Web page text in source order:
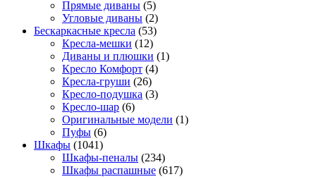
Прямые диваны (5)
Угловые диваны (2)
Бескаркасные кресла (53)
Кресла-мешки (12)
Диваны и плюшки (1)
Кресло Комфорт (4)
Кресла-груши (26)
Кресло-подушка (3)
Кресло-шар (6)
Оригинальные модели (1)
Пуфы (6)
Шкафы (1041)
Шкафы-пеналы (234)
Шкафы распашные (617)